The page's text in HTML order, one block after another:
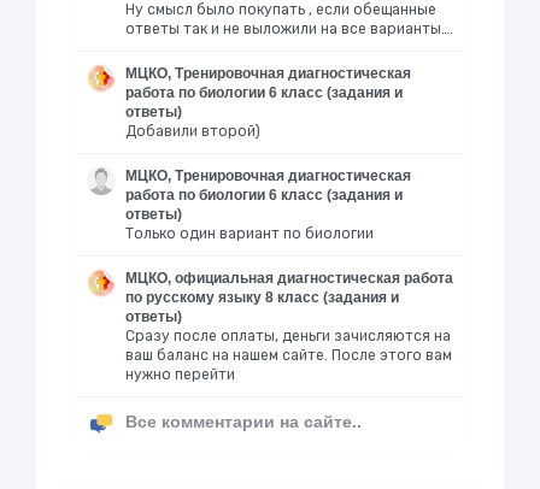
Ну смысл было покупать , если обещанные
ответы так и не выложили на все варианты….
МЦКО, Тренировочная диагностическая
работа по биологии 6 класс (задания и
ответы)
Добавили второй)
МЦКО, Тренировочная диагностическая
работа по биологии 6 класс (задания и
ответы)
Только один вариант по биологии
МЦКО, официальная диагностическая работа
по русскому языку 8 класс (задания и
ответы)
Сразу после оплаты, деньги зачисляются на
ваш баланс на нашем сайте. После этого вам
нужно перейти
Все комментарии на сайте..